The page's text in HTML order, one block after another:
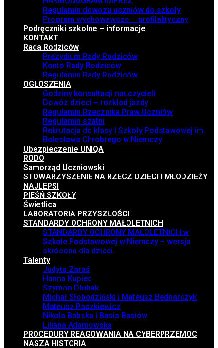
Regulamin dowozu uczniów do szkoły
Program wychowawczo – profilaktyczny
Podręczniki szkolne – informacje
KONTAKT
Rada Rodziców
Prezydium Rady Rodziców
Konto Rady Rodziców
Regulamin Rady Rodziców
OGŁOSZENIA
Godziny konsultacji nauczycieli
Dowóz dzieci – rozkład jazdy
Regulamin Rzecznika Praw Uczniów
Regulamin szatni
Rekrutacja do klasy I Szkoły Podstawowej im.
Bolesława Chrobrego w Niemczy
Ubezpieczenie UNIQA
RODO
Samorząd Uczniowski
STOWARZYSZENIE NA RZECZ DZIECI I MŁODZIEŻY
NAJLEPSI
PIEŚŃ SZKOŁY
Świetlica
LABORATORIA PRZYSZŁOŚCI
STANDARDY OCHRONY MAŁOLETNICH
STANDARDY OCHRONY MAŁOLETNICH w
Szkole Podstawowej w Niemczy – wersja
skrócona dla dzieci.
Talenty
Judyta Zaraś
Hanna Kupiec
Szymon Dłubak
Michał Słobodziński i Mateusz Bednarczyk
Mateusz Paszkiewicz
Nikola Babska i Basia Basiów
Liliana Adamowska
PROCEDURY REAGOWANIA NA CYBERPRZEMOC
NASZA HISTORIA